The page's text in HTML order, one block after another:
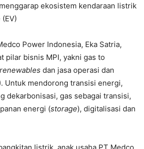
ekosistem kendaraan listrik
Power Indonesia, Eka Satria,
pilar bisnis MPI, yakni gas to
dan jasa operasi dan
Untuk mendorong transisi energi,
dekarbonisasi, gas sebagai transisi,
energi (storage), digitalisasi dan
listrik, anak usaha PT Medco